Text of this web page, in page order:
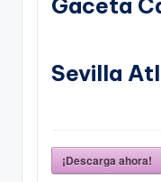
Sevilla
¡Descarga ahora!